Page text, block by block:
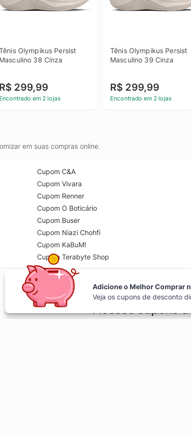
Olympikus Persist
Masculino 38 Cinza
R$ 299,99
Encontrado em 2 lojas
Tênis Olympikus Persist
Masculino 39 Cinza
R$ 299,99
Encontrado em 2 lojas
em suas compras online.
Cupom C&A
Cupom Vivara
Cupom Renner
Cupom O Boticário
Cupom Buser
Cupom Niazi Chohfi
Cupom KaBuM!
Cupom Terabyte Shop
Acesse cupons
Adicione o Melhor Comprar
Veja os cupons de desconto